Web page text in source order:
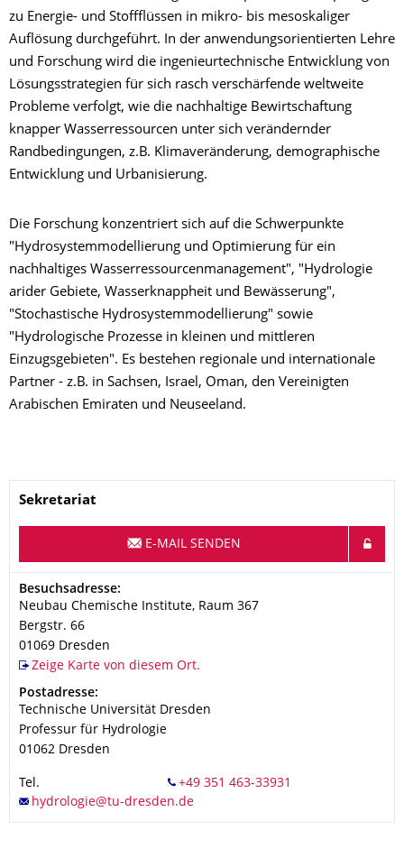
zu Energie- und Stoffflüssen in mikro- bis mesoskaliger
Auflösung durchgeführt. In der anwendungsorientierten Lehre
und Forschung wird die ingenieurtechnische Entwicklung von
Lösungsstrategien für sich rasch verschärfende weltweite
Probleme verfolgt, wie die nachhaltige Bewirtschaftung
knapper Wasserressourcen unter sich verändernder
Randbedingungen, z.B. Klimaveränderung, demographische
Entwicklung und Urbanisierung.
Die Forschung konzentriert sich auf die Schwerpunkte
"Hydrosystemmodellierung und Optimierung für ein
nachhaltiges Wasserressourcenmanagement", "Hydrologie
arider Gebiete, Wasserknappheit und Bewässerung",
"Stochastische Hydrosystemmodellierung" sowie
"Hydrologische Prozesse in kleinen und mittleren
Einzugsgebieten". Es bestehen regionale und internationale
Partner - z.B. in Sachsen, Israel, Oman, den Vereinigten
Arabischen Emiraten und Neuseeland.
Name
Sekretariat
E-MAIL SENDEN
Adresse
Besuchsadresse:
Neubau Chemische Institute, Raum 367
Bergstr. 66
01069 Dresden
Zeige Karte von diesem Ort.
Adresse
Postadresse:
Technische Universität Dresden
Professur für Hydrologie
01062 Dresden
Tel.